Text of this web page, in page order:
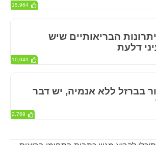
15,964
היתרונות הבריאותיים שיש
דלעת
10,049
בברזל ללא אנמיה, יש דבר
2,769